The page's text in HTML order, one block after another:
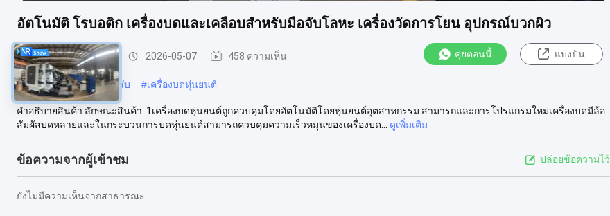
อัตโนมัติ โรบอติก เครื่องบดและเคลือบสําหรับมือจับโลหะ เครื่องวัดการโยน อุปกรณ์บวกผิว
เครื่องบดและเคลือบ 2026-05-07 458 ความเห็น คุยตอนนี้ แบ่งปัน
#เครื่องเคลือบหัวกอล์ฟคลับ #เครื่องบดหุ่นยนต์
คําอธิบายสินค้า ลักษณะสินค้า: 1เครื่องบดหุ่นยนต์ถูกควบคุมโดยอัตโนมัติโดยหุ่นยนต์อุตสาหกรรม สามารถและการโปรแกรมใหม่เครื่องบดมีล้อ
สัมผัสบดหลายและในกระบวนการบดหุ่นยนต์สามารถควบคุมความเร็วหมุนของเครื่องบด...
ดูเพิ่มเติม
ข้อความจากผู้เข้าชม ปล่อยข้อความไว้
ยังไม่มีความเห็นจากสาธารณะ